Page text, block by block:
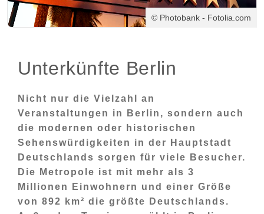
© Photobank - Fotolia.com
Unterkünfte Berlin
Nicht nur die Vielzahl an
Veranstaltungen in Berlin, sondern auch
die modernen oder historischen
Sehenswürdigkeiten in der Hauptstadt
Deutschlands sorgen für viele Besucher.
Die Metropole ist mit mehr als 3
Millionen Einwohnern und einer Größe
von 892 km² die größte Deutschlands.